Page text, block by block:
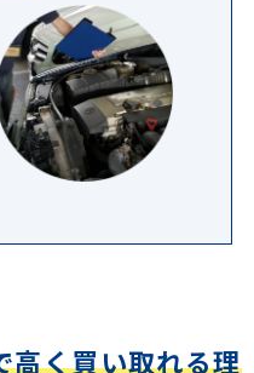
高く買い取れる理